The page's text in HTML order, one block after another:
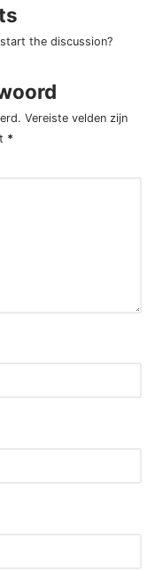
the discussion?
Vereiste velden zijn
*